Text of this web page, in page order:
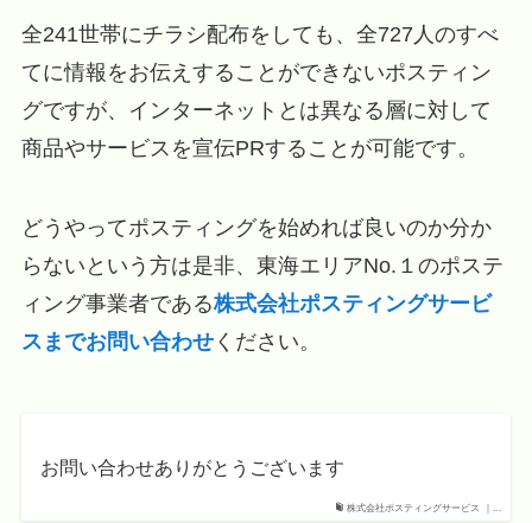
全241世帯にチラシ配布をしても、全727人のすべ
てに情報をお伝えすることができないポスティン
グですが、インターネットとは異なる層に対して
商品やサービスを宣伝PRすることが可能です。
どうやってポスティングを始めれば良いのか分か
らないという方は是非、東海エリアNo.１のポステ
ィング事業者である株式会社ポスティングサービ
スまでお問い合わせください。
株式会社ポスティングサービス ｜...
お問い合わせありがとうございます